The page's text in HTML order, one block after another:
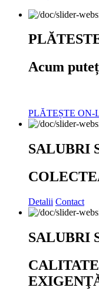
Acum
PLĂTEȘTE ON-
SALUBRI
Detalii Contact
SALUBRI